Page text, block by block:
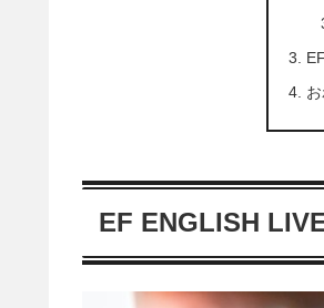
EF ENGLISH